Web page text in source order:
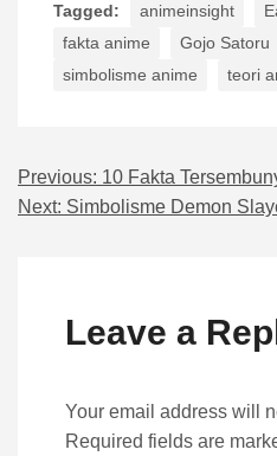
Tagged: animeinsight
fakta anime
Gojo Satoru
simbolisme anime
teori
Navigasi
Previous: 10 Fakta Tersembunyi di Attack
Next: Simbolisme Demon Slayer: Arti Warna
Leave a
Your email address will
Required fields are